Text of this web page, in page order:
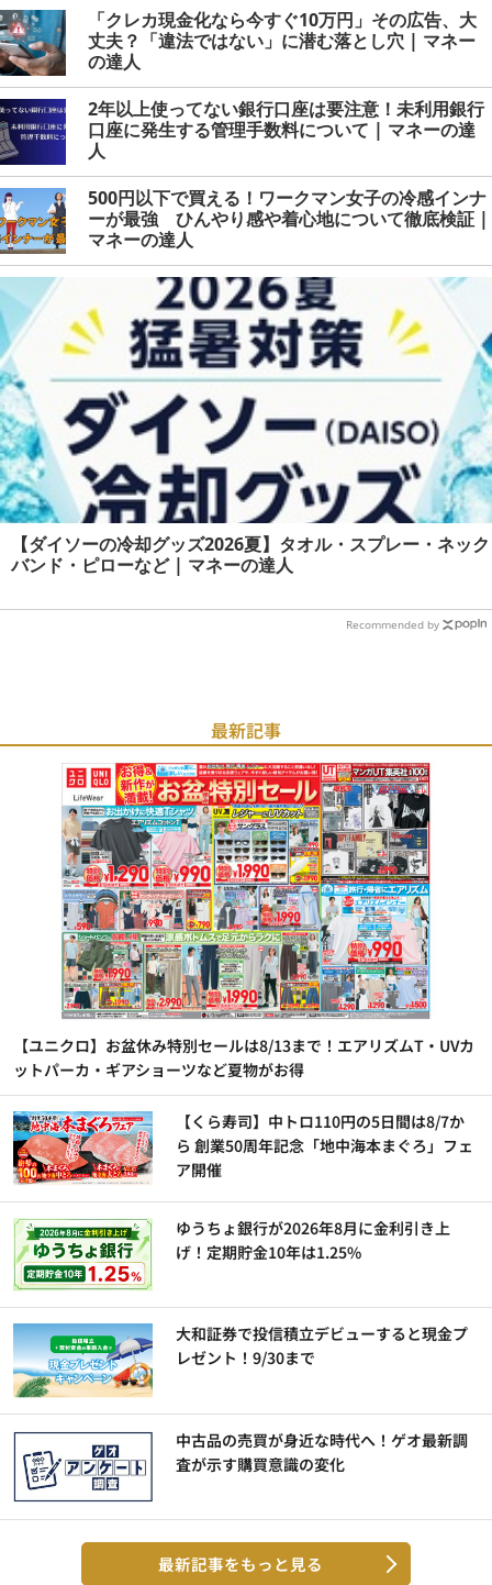
「クレカ現金化なら今すぐ10万円」その広告、大
丈夫？「違法ではない」に潜む落とし穴 | マネー
の達人
2年以上使ってない銀行口座は要注意！未利用銀行
口座に発生する管理手数料について | マネーの達
人
500円以下で買える！ワークマン女子の冷感インナ
ーが最強 ひんやり感や着心地について徹底検証 |
マネーの達人
【ダイソーの冷却グッズ2026夏】タオル・スプレー・ネック
バンド・ピローなど | マネーの達人
Recommended by
最新記事
【ユニクロ】お盆休み特別セールは8/13まで！エアリズムT・UVカ
ットパーカ・ギアショーツなど夏物がお得
【くら寿司】中トロ110円の5日間は8/7か
ら 創業50周年記念「地中海本まぐろ」フェ
ア開催
ゆうちょ銀行が2026年8月に金利引き上
げ！定期貯金10年は1.25%
大和証券で投信積立デビューすると現金プ
レゼント！9/30まで
中古品の売買が身近な時代へ！ゲオ最新調
査が示す購買意識の変化
最新記事をもっと見る